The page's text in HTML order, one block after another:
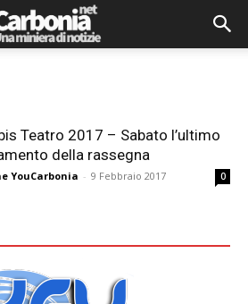
Teatro 2017 – Sabato l’ultimo
della rassegna
YouCarbonia - 9 Febbraio 2017 0